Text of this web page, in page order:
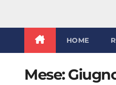
HOME
Mese: